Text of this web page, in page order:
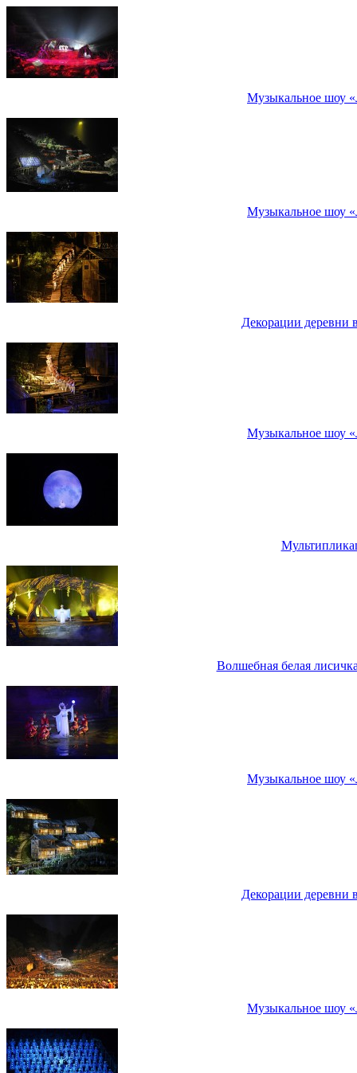
Музыкальное шоу
Музыкальное шоу
Декорации деревни
Музыкальное шоу
Волшебная белая
Музыкальное шоу
Декорации деревни
Музыкальное шоу